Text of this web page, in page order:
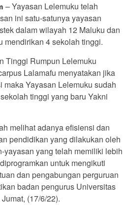
– Yayasan Lelemuku telah
ini satu-satunya yayasan
dalam wilayah 12 Maluku dan
mendirikan 4 sekolah tinggi.
Tinggi Rumpun Lelemuku
Lalamafu menyatakan jika
Yayasan Lelemuku sudah
tinggi yang baru Yakni
melihat adanya efisiensi dan
pendidikan yang dilakukan oleh
yayasan yang telah memiliki lebih
untuk mengikuti
dan pengabungan perguruan
badan pengurus Universitas
(17/6/22).